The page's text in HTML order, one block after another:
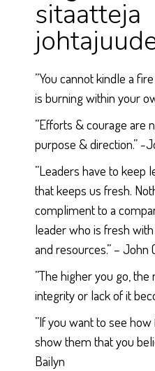
sitaatteja
”You cannot kindle a
is burning within your
”Efforts & courage are
purpose & direction.” -
”Leaders have to keep
that keeps us fresh.
compliment to a
leader who is fresh
and resources.” – John
”The higher you go,
integrity or lack of it
”If you want to see
show them that you
Bailyn